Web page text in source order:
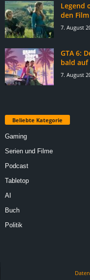
Legend
den
7. August
GTA 6:
bald
7. August
Beliebte Kategorie
Gaming
Serien und Filme
Podcast
Tabletop
AI
Buch
Politik